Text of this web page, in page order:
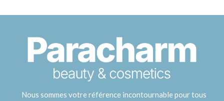
Nous sommes votre référence incontournable pour tous